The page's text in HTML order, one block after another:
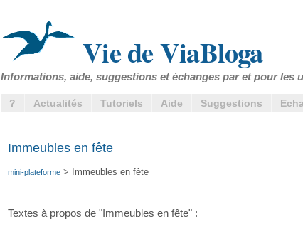
Vie de ViaBloga
Informations, aide, suggestions et échanges par et pour les
? Actualités Tutoriels Aide Suggestions
Immeubles en fête
mini-plateforme > Immeubles en fête
Textes à propos de "Immeubles en fête" :